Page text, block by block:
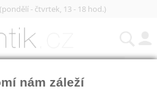
- čtvrtek, 13 - 18 hod.)
nám záleží